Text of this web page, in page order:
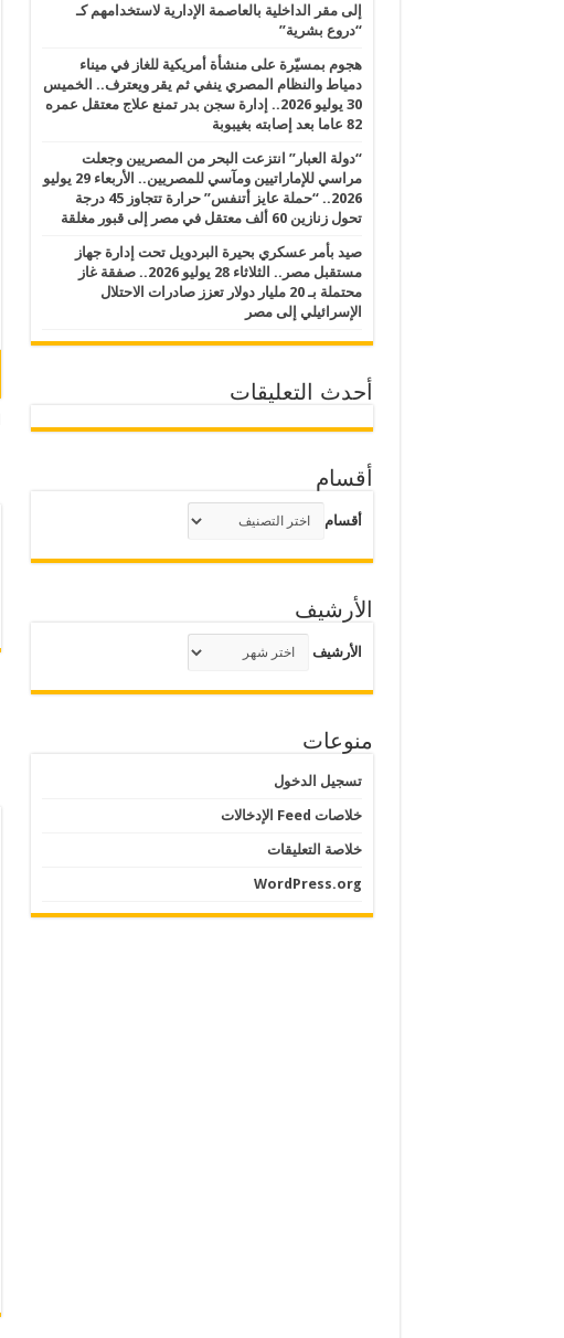
إلى مقر الداخلية بالعاصمة الإدارية لاستخدامهم كـ
“دروع بشرية”
هجوم بمسيّرة على منشأة أمريكية للغاز في ميناء
دمياط والنظام المصري ينفي ثم يقر ويعترف.. الخميس
30 يوليو 2026.. إدارة سجن بدر تمنع علاج معتقل عمره
82 عاما بعد إصابته بغيبوبة
“دولة العبار” انتزعت البحر من المصريين وجعلت
مراسي للإماراتيين ومآسي للمصريين.. الأربعاء 29 يوليو
2026.. “حملة عايز أتنفس” حرارة تتجاوز 45 درجة
تحول زنازين 60 ألف معتقل في مصر إلى قبور مغلقة
صيد بأمر عسكري بحيرة البردويل تحت إدارة جهاز
مستقبل مصر.. الثلاثاء 28 يوليو 2026.. صفقة غاز
محتملة بـ 20 مليار دولار تعزز صادرات الاحتلال
الإسرائيلي إلى مصر
أحدث التعليقات
أقسام
أقسام
الأرشيف
الأرشيف
منوعات
تسجيل الدخول
خلاصات Feed الإدخالات
خلاصة التعليقات
WordPress.org